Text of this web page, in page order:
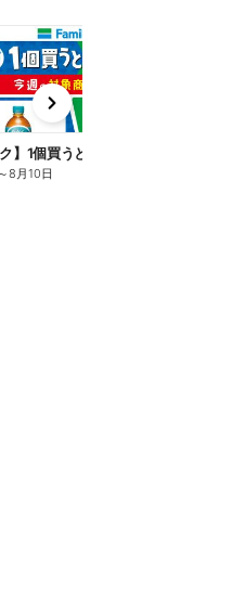
ク】1個買うと1個もらえる/麦茶
～8月10日
e
x
t